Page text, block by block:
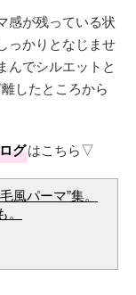
感が残っている状
っかりとなじませ
んでシルエットと
したところから
グはこちら▽
風パーマ”集。